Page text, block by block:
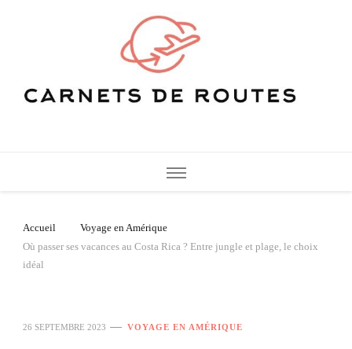
Accueil
Voyage en Amérique
Où passer ses vacances au Costa Rica ? Entre jungle et plage, le choix
idéal
26 SEPTEMBRE 2023 VOYAGE EN AMÉRIQUE